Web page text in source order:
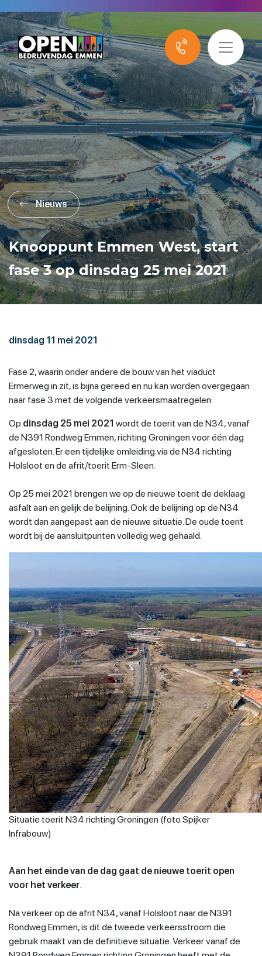
Nieuws
Knooppunt Emmen West, start
fase 3 op dinsdag 25 mei 2021
dinsdag 11 mei 2021
Fase 2, waarin onder andere de bouw van het viaduct
Ermerweg in zit, is bijna gereed en nu kan worden overgegaan
naar fase 3 met de volgende verkeersmaatregelen:
Op dinsdag 25 mei 2021 wordt de toerit van de N34, vanaf
de N391 Rondweg Emmen, richting Groningen voor één dag
afgesloten. Er een tijdelijke omleiding via de N34 richting
Holsloot en de afrit/toerit Erm-Sleen.
Op 25 mei 2021 brengen we op de nieuwe toerit de deklaag
asfalt aan en gelijk de belijning. Ook de belijning op de N34
wordt dan aangepast aan de nieuwe situatie. De oude toerit
wordt bij de aansluitpunten volledig weg gehaald.
Situatie toerit N34 richting Groningen (foto Spijker
Infrabouw)
Aan het einde van de dag gaat de nieuwe toerit open
voor het verkeer.
Na verkeer op de afrit N34, vanaf Holsloot naar de N391
Rondweg Emmen, is dit de tweede verkeersstroom die
gebruik maakt van de definitieve situatie. Verkeer vanaf de